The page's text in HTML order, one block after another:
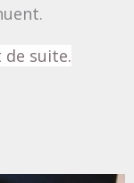
suite.